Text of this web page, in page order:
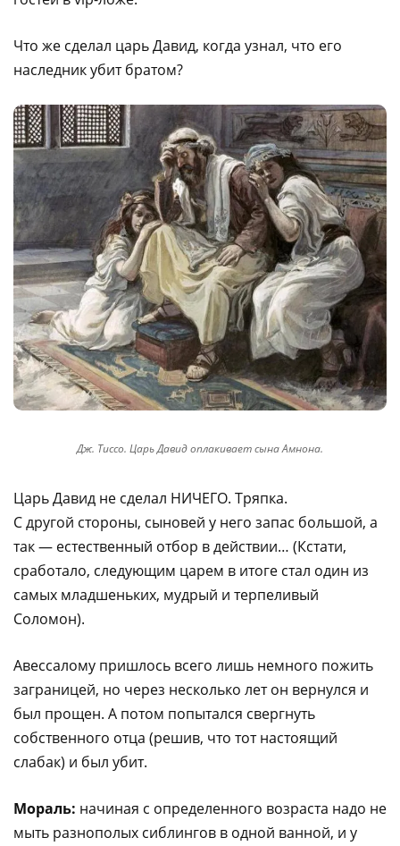
Что же сделал царь Давид, когда узнал, что его
наследник убит братом?
Дж. Тиссо. Царь Давид оплакивает сына Амнона.
Царь Давид не сделал НИЧЕГО. Тряпка.
С другой стороны, сыновей у него запас большой, а
так — естественный отбор в действии… (Кстати,
сработало, следующим царем в итоге стал один из
самых младшеньких, мудрый и терпеливый
Соломон).
Авессалому пришлось всего лишь немного пожить
заграницей, но через несколько лет он вернулся и
был прощен. А потом попытался свергнуть
собственного отца (решив, что тот настоящий
слабак) и был убит.
Мораль: начиная с определенного возраста надо не
мыть разнополых сиблингов в одной ванной, и у